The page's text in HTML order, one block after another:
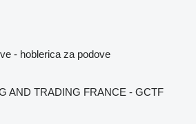
- hoblerica za podove
AND TRADING FRANCE - GCTF